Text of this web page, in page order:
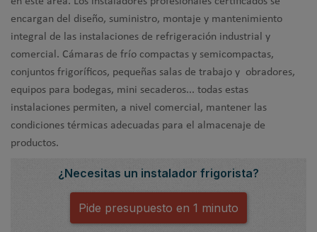
encargan del diseño, suministro, montaje y mantenimiento
integral de las instalaciones de refrigeración industrial y
comercial. Cámaras de frío compactas y semicompactas,
conjuntos frigoríficos, pequeñas salas de trabajo y obradores,
equipos para bodegas, mini secaderos... todas estas
instalaciones permiten, a nivel comercial, mantener las
condiciones térmicas adecuadas para el almacenaje de
productos.
¿Necesitas un instalador frigorista?
Pide presupuesto en 1 minuto